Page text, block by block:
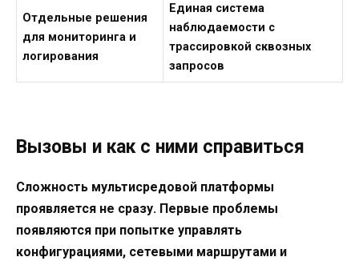
Отдельные решения
для мониторинга и
логирования
Единая система
наблюдаемости с
трассировкой сквозных
запросов
Вызовы и как с ними справиться
Сложность мультисредовой платформы
проявляется не сразу. Первые проблемы
появляются при попытке управлять
конфигурациями, сетевыми маршрутами и